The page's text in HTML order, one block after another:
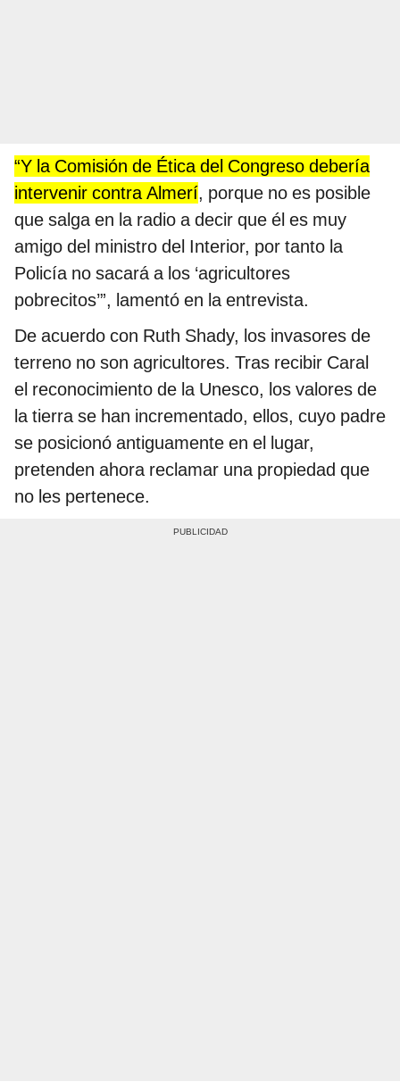
“Y la Comisión de Ética del Congreso debería
intervenir contra Almerí, porque no es posible
que salga en la radio a decir que él es muy
amigo del ministro del Interior, por tanto la
Policía no sacará a los ‘agricultores
pobrecitos’”, lamentó en la entrevista.
De acuerdo con Ruth Shady, los invasores de
terreno no son agricultores. Tras recibir Caral
el reconocimiento de la Unesco, los valores de
la tierra se han incrementado, ellos, cuyo padre
se posicionó antiguamente en el lugar,
pretenden ahora reclamar una propiedad que
no les pertenece.